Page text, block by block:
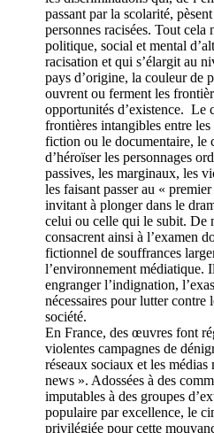
passant par la scolarité,
personnes racisées. Tout cela
politique, social et mental
racisation et qui s’élargit au
pays d’origine, la couleur de
ouvrent ou ferment les
opportunités d’existence. Le
frontières intangibles entre
fiction ou le documentaire, le
d’héroïser les personnages
passives, les marginaux, les
les faisant passer au «
invitant à plonger dans le
celui ou celle qui le subit. De
consacrent ainsi à l’examen
fictionnel de souffrances
l’environnement médiatique.
engranger l’indignation,
nécessaires pour lutter contre
société.
En France, des œuvres font
violentes campagnes de
réseaux sociaux et les médias
news ». Adossées à des
imputables à des groupes
populaire par excellence, le
privilégiée pour cette